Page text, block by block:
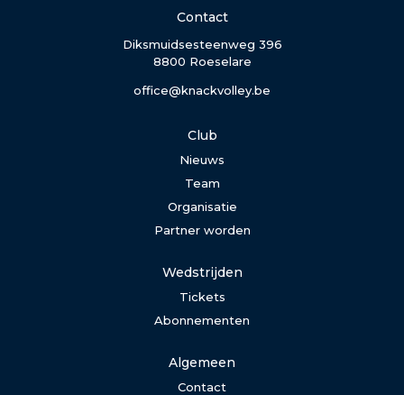
Contact
Diksmuidsesteenweg 396
8800 Roeselare
office@knackvolley.be
Club
Nieuws
Team
Organisatie
Partner worden
Wedstrijden
Tickets
Abonnementen
Algemeen
Contact